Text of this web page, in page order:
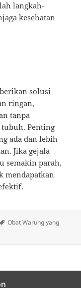
langkah-
kesehatan
solusi
ringan,
tanpa
tubuh. Penting
ada dan lebih
Jika gejala
semakin parah,
mendapatkan
Tag
Obat Warung yang